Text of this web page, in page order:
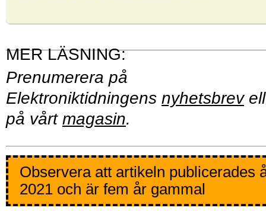
Prenumerera på
Elektroniktidningens nyhetsbrev
på vårt magasin.
Observera att artikeln publicerades
2021 och är fem år gammal